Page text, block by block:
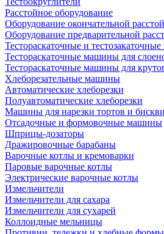
Расстойное оборудование
Оборудование окончательной
Оборудование предварительной
Тестораскаточные и
Тестораскаточные машины для
Тестораскаточные машины для
Хлеборезательные машины
Автоматические хлеборезки
Полуавтоматические хлеборезки
Машины для нарезки тортов и
Отсадочные и формовочные машины
Шприцы-дозаторы
Дражировочные барабаны
Варочные котлы и кремоварки
Паровые варочные котлы
Электрические варочные котлы
Измельчители
Измельчители для сахара
Измельчители для сухарей
Коллоидные мельницы